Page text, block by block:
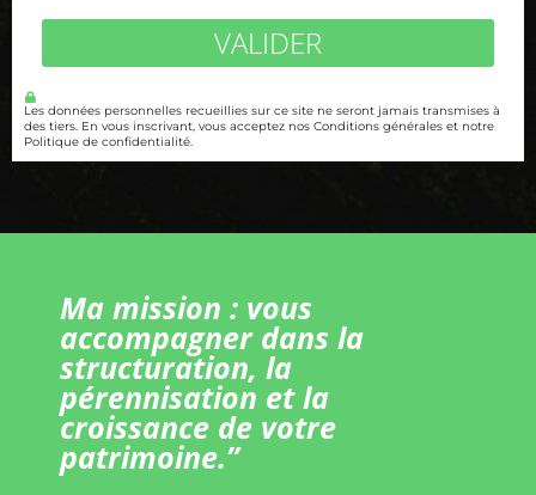
VALIDER
Les données personnelles recueillies sur ce site ne seront jamais transmises à
des tiers. En vous inscrivant, vous acceptez nos Conditions générales et notre
Politique de confidentialité.
Ma mission : vous
accompagner dans la
structuration, la
pérennisation et la
croissance de votre
patrimoine.”